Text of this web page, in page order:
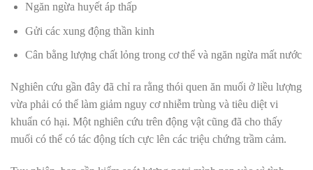
Ngăn ngừa huyết áp thấp
Gửi các xung động thần kinh
Cân bằng lượng chất lỏng trong cơ thể và ngăn ngừa mất nước
Nghiên cứu gần đây đã chỉ ra rằng thói quen ăn muối ở liều lượng
vừa phải có thể làm giảm nguy cơ nhiễm trùng và tiêu diệt vi
khuẩn có hại. Một nghiên cứu trên động vật cũng đã cho thấy
muối có thể có tác động tích cực lên các triệu chứng trầm cảm.